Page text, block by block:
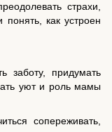
страхи,
понять, как устроен
заботу, придумать
уют и роль мамы
сопереживать,